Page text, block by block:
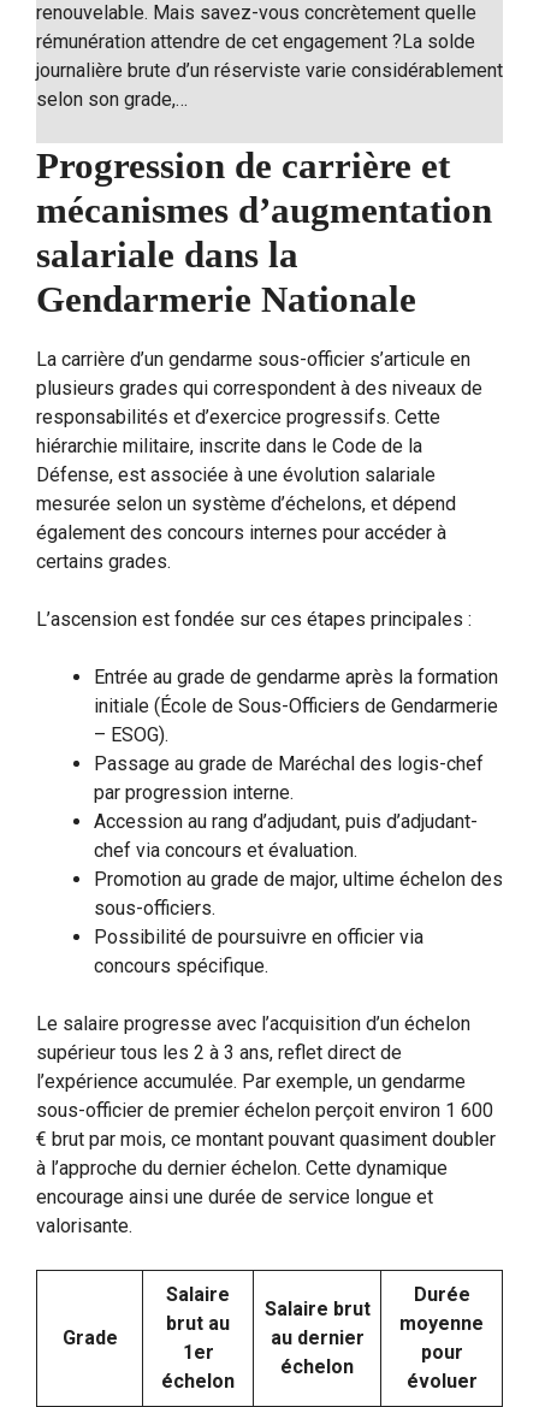
renouvelable. Mais savez-vous concrètement quelle
rémunération attendre de cet engagement ?La solde
journalière brute d’un réserviste varie considérablement
selon son grade,…
Progression de carrière et
mécanismes d’augmentation
salariale dans la
Gendarmerie Nationale
La carrière d’un gendarme sous-officier s’articule en
plusieurs grades qui correspondent à des niveaux de
responsabilités et d’exercice progressifs. Cette
hiérarchie militaire, inscrite dans le Code de la
Défense, est associée à une évolution salariale
mesurée selon un système d’échelons, et dépend
également des concours internes pour accéder à
certains grades.
L’ascension est fondée sur ces étapes principales :
Entrée au grade de gendarme après la formation
initiale (École de Sous-Officiers de Gendarmerie
– ESOG).
Passage au grade de Maréchal des logis-chef
par progression interne.
Accession au rang d’adjudant, puis d’adjudant-
chef via concours et évaluation.
Promotion au grade de major, ultime échelon des
sous-officiers.
Possibilité de poursuivre en officier via
concours spécifique.
Le salaire progresse avec l’acquisition d’un échelon
supérieur tous les 2 à 3 ans, reflet direct de
l’expérience accumulée. Par exemple, un gendarme
sous-officier de premier échelon perçoit environ 1 600
€ brut par mois, ce montant pouvant quasiment doubler
à l’approche du dernier échelon. Cette dynamique
encourage ainsi une durée de service longue et
valorisante.
Grade
Salaire
brut au
1er
échelon
Salaire brut
au dernier
échelon
Durée
moyenne
pour
évoluer